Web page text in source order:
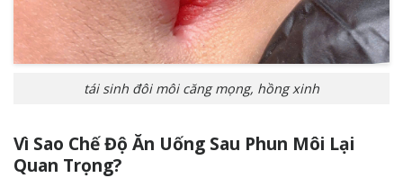
tái sinh đôi môi căng mọng, hồng xinh
Vì Sao Chế Độ Ăn Uống Sau Phun Môi Lại
Quan Trọng?